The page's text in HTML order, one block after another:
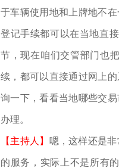
于车辆使用地和上牌地不
登记手续都可以在当地直
节，现在咱们交管部门也
续，都可以直接通过网上
询一下，看看当地哪些交
办理。
【主持人】 嗯，这样还是
的服务，实际上不是所有